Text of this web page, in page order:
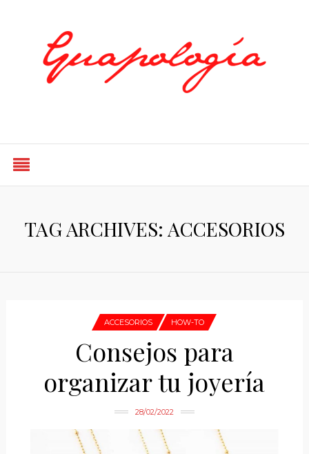
TAG ARCHIVES: ACCESORIOS
ACCESORIOS HOW-TO
Consejos para
organizar tu joyería
28/02/2022